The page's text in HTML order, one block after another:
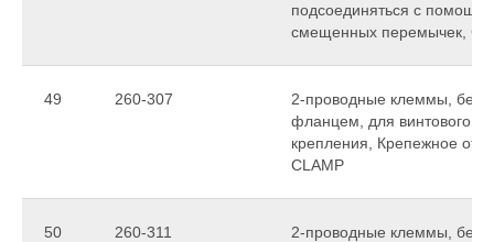
подсоединяться с
смещенных перемычек,
49 260-307
2-проводные клеммы, без
фланцем, для винтового
крепления, Крепежное
CLAMP
50 260-311
2-проводные клеммы, без